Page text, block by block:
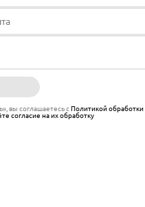
вы соглашаетесь сПолитикой обработки
согласие на их обработку